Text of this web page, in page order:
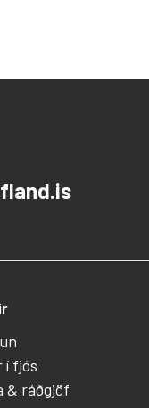
í fjós
& ráðgjöf